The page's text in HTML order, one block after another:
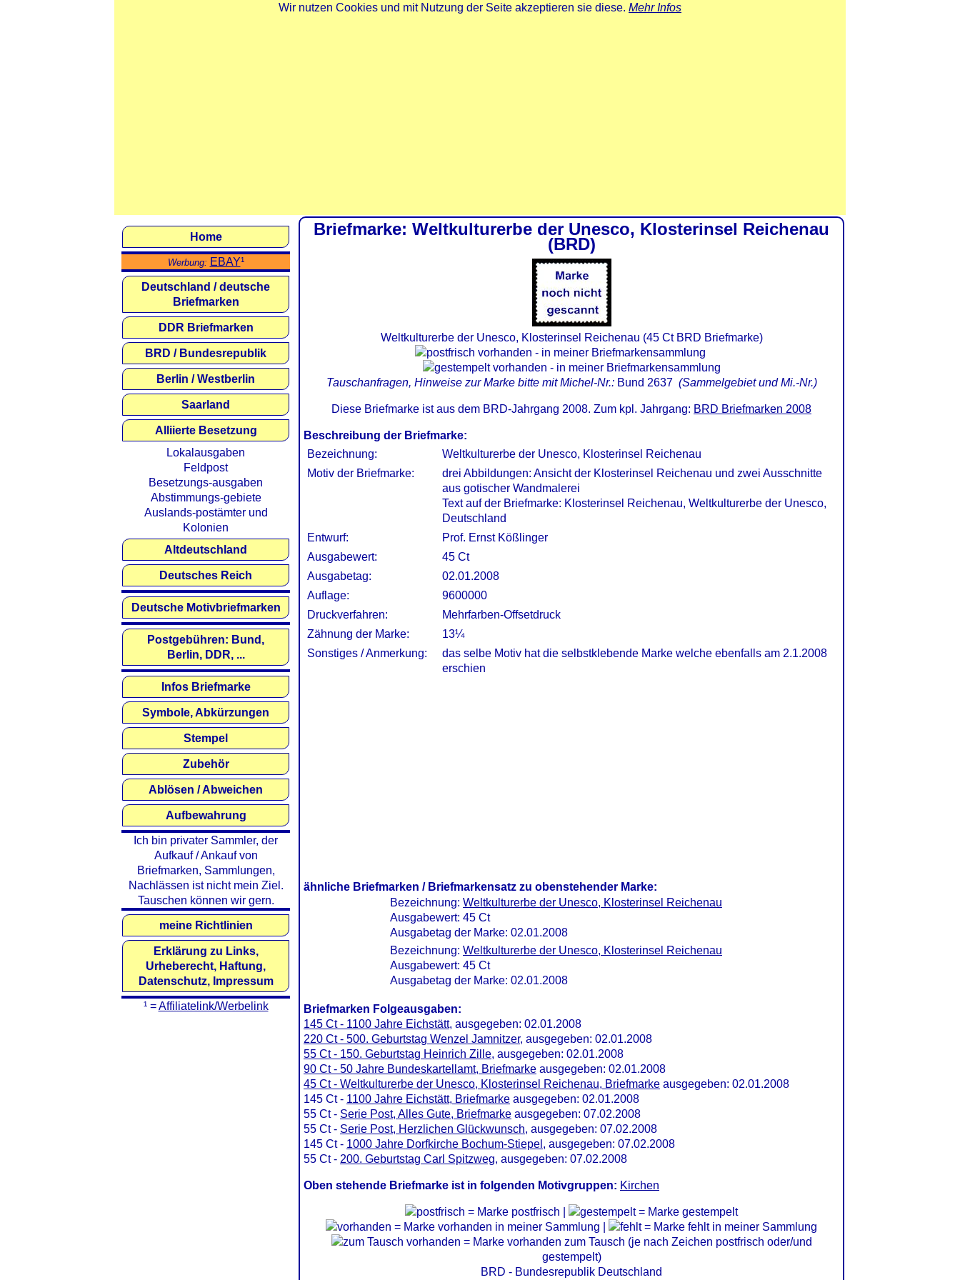
Wir nutzen Cookies und mit Nutzung der Seite akzeptieren sie diese. Mehr Infos
Briefmarke: Weltkulturerbe der Unesco, Klosterinsel Reichenau
(BRD)
Weltkulturerbe der Unesco, Klosterinsel Reichenau (45 Ct BRD Briefmarke)
Tauschanfragen, Hinweise zur Marke bitte mit Michel-Nr.: Bund 2637(Sammelgebiet und Mi.-Nr.)
Diese Briefmarke ist aus dem BRD-Jahrgang 2008. Zum kpl. Jahrgang: BRD Briefmarken 2008
Beschreibung der Briefmarke:
Bezeichnung:
Weltkulturerbe der Unesco, Klosterinsel Reichenau
Motiv der Briefmarke:
drei Abbildungen: Ansicht der Klosterinsel Reichenau und zwei Ausschnitte
aus gotischer Wandmalerei
Text auf der Briefmarke: Klosterinsel Reichenau, Weltkulturerbe der Unesco,
Deutschland
Entwurf:
Prof. Ernst Kößlinger
Ausgabewert:
45 Ct
Ausgabetag:
02.01.2008
Auflage:
9600000
Druckverfahren:
Mehrfarben-Offsetdruck
Zähnung der Marke:
13¼
Sonstiges / Anmerkung:
das selbe Motiv hat die selbstklebende Marke welche ebenfalls am 2.1.2008
erschien
ähnliche Briefmarken / Briefmarkensatz zu obenstehender Marke:
Bezeichnung: Weltkulturerbe der Unesco, Klosterinsel Reichenau
Ausgabewert: 45 Ct
Ausgabetag der Marke: 02.01.2008
Bezeichnung: Weltkulturerbe der Unesco, Klosterinsel Reichenau
Ausgabewert: 45 Ct
Ausgabetag der Marke: 02.01.2008
Briefmarken Folgeausgaben:
145 Ct - 1100 Jahre Eichstätt, ausgegeben: 02.01.2008
220 Ct - 500. Geburtstag Wenzel Jamnitzer, ausgegeben: 02.01.2008
55 Ct - 150. Geburtstag Heinrich Zille, ausgegeben: 02.01.2008
90 Ct - 50 Jahre Bundeskartellamt, Briefmarke ausgegeben: 02.01.2008
45 Ct - Weltkulturerbe der Unesco, Klosterinsel Reichenau, Briefmarke ausgegeben: 02.01.2008
145 Ct - 1100 Jahre Eichstätt, Briefmarke ausgegeben: 02.01.2008
55 Ct - Serie Post, Alles Gute, Briefmarke ausgegeben: 07.02.2008
55 Ct - Serie Post, Herzlichen Glückwunsch, ausgegeben: 07.02.2008
145 Ct - 1000 Jahre Dorfkirche Bochum-Stiepel , ausgegeben: 07.02.2008
55 Ct - 200. Geburtstag Carl Spitzweg, ausgegeben: 07.02.2008
Oben stehende Briefmarke ist in folgenden Motivgruppen: Kirchen
= Marke postfrisch |
= Marke gestempelt
= Marke vorhanden in meiner Sammlung |
= Marke fehlt in meiner Sammlung
= Marke vorhanden zum Tausch (je nach Zeichen postfrisch oder/und
gestempelt)
BRD - Bundesrepublik Deutschland
Home
Werbung: EBAY¹
Deutschland / deutsche
Briefmarken
DDR Briefmarken
BRD / Bundesrepublik
Berlin / Westberlin
Saarland
Alliierte Besetzung
Lokalausgaben
Feldpost
Besetzungs-ausgaben
Abstimmungs-gebiete
Auslands-postämter und
Kolonien
Altdeutschland
Deutsches Reich
Deutsche Motivbriefmarken
Postgebühren: Bund,
Berlin, DDR, ...
Infos Briefmarke
Symbole, Abkürzungen
Stempel
Zubehör
Ablösen / Abweichen
Aufbewahrung
Ich bin privater Sammler, der
Aufkauf / Ankauf von
Briefmarken, Sammlungen,
Nachlässen ist nicht mein Ziel.
Tauschen können wir gern.
meine Richtlinien
Erklärung zu Links,
Urheberecht, Haftung,
Datenschutz, Impressum
¹ =Affiliatelink/Werbelink